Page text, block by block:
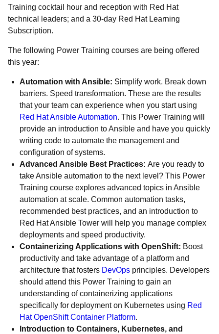
Training cocktail hour and reception with Red Hat
technical leaders; and a 30-day Red Hat Learning
Subscription.
The following Power Training courses are being offered
this year:
Automation with Ansible: Simplify work. Break down
barriers. Speed transformation. These are the results
that your team can experience when you start using
Red Hat Ansible Automation. This Power Training will
provide an introduction to Ansible and have you quickly
writing code to automate the management and
configuration of systems.
Advanced Ansible Best Practices: Are you ready to
take Ansible automation to the next level? This Power
Training course explores advanced topics in Ansible
automation at scale. Common automation tasks,
recommended best practices, and an introduction to
Red Hat Ansible Tower will help you manage complex
deployments and speed productivity.
Containerizing Applications with OpenShift: Boost
productivity and take advantage of a platform and
architecture that fosters DevOps principles. Developers
should attend this Power Training to gain an
understanding of containerizing applications
specifically for deployment on Kubernetes using Red
Hat OpenShift Container Platform.
Introduction to Containers, Kubernetes, and